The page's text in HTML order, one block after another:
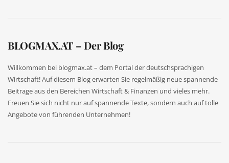
BLOGMAX.AT – Der Blog
Willkommen bei blogmax.at – dem Portal der deutschsprachigen
Wirtschaft! Auf diesem Blog erwarten Sie regelmäßig neue spannende
Beitrage aus den Bereichen Wirtschaft & Finanzen und vieles mehr.
Freuen Sie sich nicht nur auf spannende Texte, sondern auch auf tolle
Angebote von führenden Unternehmen!